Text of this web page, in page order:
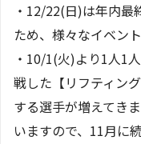
・12/22(日)は年内最
ため、様々なイベン
・10/1(火)より1人1
戦した【リフティン
する選手が増えてき
いますので、11月に